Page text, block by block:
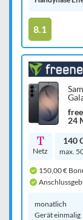
8.1
24
Netz
140
max.
150,00 €
monatlich
Gerät einmalig